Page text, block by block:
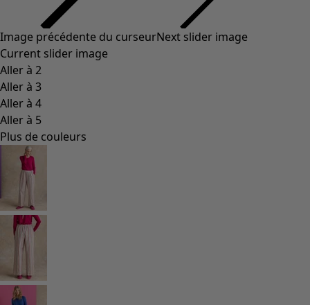
Image précédente du curseurNext slider image
Current slider image
Aller à 2
Aller à 3
Aller à 4
Aller à 5
Plus de couleurs